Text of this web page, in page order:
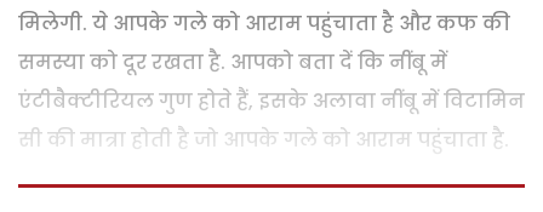
मिलेगी. ये आपके गले को आराम पहुंचाता है और कफ की
समस्या को दूर रखता है. आपको बता दें कि नींबू में
एंटीबैक्टीरियल गुण होते हैं, इसके अलावा नींबू में विटामिन
सी की मात्रा होती है जो आपके गले को आराम पहुंचाता है.